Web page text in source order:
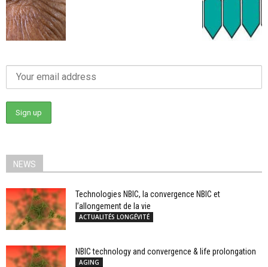
NEWS
Technologies NBIC, la convergence NBIC et
l’allongement de la vie
ACTUALITÉS LONGÉVITÉ
NBIC technology and convergence & life prolongation
AGING